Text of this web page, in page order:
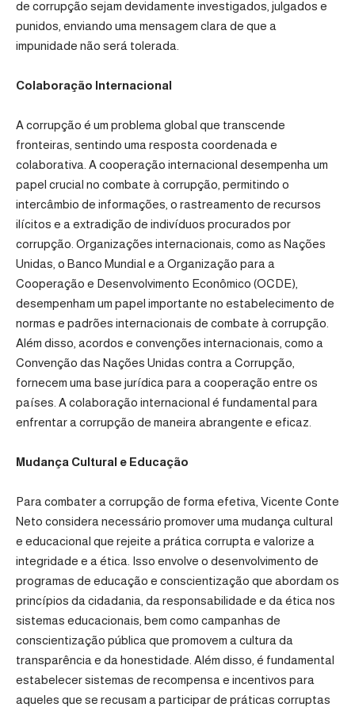
de corrupção sejam devidamente investigados, julgados e
punidos, enviando uma mensagem clara de que a
impunidade não será tolerada.
Colaboração Internacional
A corrupção é um problema global que transcende
fronteiras, sentindo uma resposta coordenada e
colaborativa. A cooperação internacional desempenha um
papel crucial no combate à corrupção, permitindo o
intercâmbio de informações, o rastreamento de recursos
ilícitos e a extradição de indivíduos procurados por
corrupção. Organizações internacionais, como as Nações
Unidas, o Banco Mundial e a Organização para a
Cooperação e Desenvolvimento Econômico (OCDE),
desempenham um papel importante no estabelecimento de
normas e padrões internacionais de combate à corrupção.
Além disso, acordos e convenções internacionais, como a
Convenção das Nações Unidas contra a Corrupção,
fornecem uma base jurídica para a cooperação entre os
países. A colaboração internacional é fundamental para
enfrentar a corrupção de maneira abrangente e eficaz.
Mudança Cultural e Educação
Para combater a corrupção de forma efetiva, Vicente Conte
Neto considera necessário promover uma mudança cultural
e educacional que rejeite a prática corrupta e valorize a
integridade e a ética. Isso envolve o desenvolvimento de
programas de educação e conscientização que abordam os
princípios da cidadania, da responsabilidade e da ética nos
sistemas educacionais, bem como campanhas de
conscientização pública que promovem a cultura da
transparência e da honestidade. Além disso, é fundamental
estabelecer sistemas de recompensa e incentivos para
aqueles que se recusam a participar de práticas corruptas